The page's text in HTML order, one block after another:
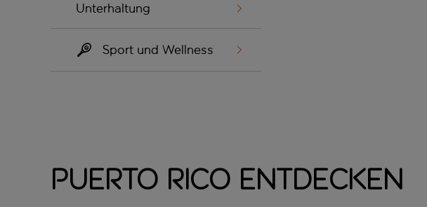
Unterhaltung
Sport und Wellness
Puerto Rico entdecken